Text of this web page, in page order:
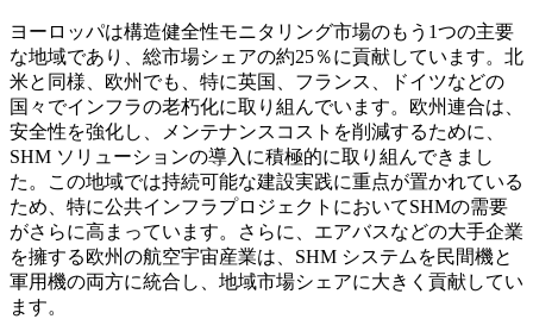
ヨーロッパは構造健全性モニタリング市場のもう1つの主要
な地域であり、総市場シェアの約25％に貢献しています。北
米と同様、欧州でも、特に英国、フランス、ドイツなどの
国々でインフラの老朽化に取り組んでいます。欧州連合は、
安全性を強化し、メンテナンスコストを削減するために、
SHM ソリューションの導入に積極的に取り組んできまし
た。この地域では持続可能な建設実践に重点が置かれている
ため、特に公共インフラプロジェクトにおいてSHMの需要
がさらに高まっています。さらに、エアバスなどの大手企業
を擁する欧州の航空宇宙産業は、SHM システムを民間機と
軍用機の両方に統合し、地域市場シェアに大きく貢献してい
ます。